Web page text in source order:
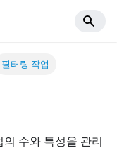
필터링 작업
수와 특성을 관리